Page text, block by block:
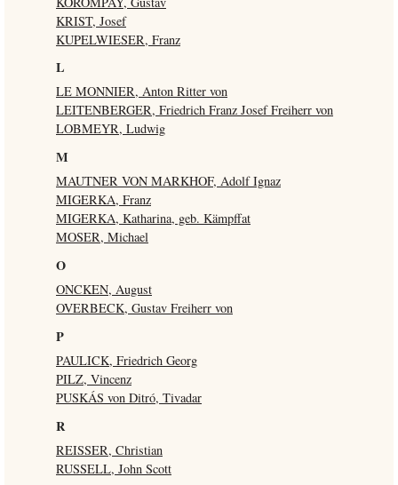
KRIST, Josef
KUPELWIESER, Franz
L
LE MONNIER, Anton Ritter von
LEITENBERGER, Friedrich Franz Josef Freiherr von
LOBMEYR, Ludwig
M
MAUTNER VON MARKHOF, Adolf Ignaz
MIGERKA, Franz
MIGERKA, Katharina, geb. Kämpffat
MOSER, Michael
O
ONCKEN, August
OVERBECK, Gustav Freiherr von
P
PAULICK, Friedrich Georg
PILZ, Vincenz
PUSKÁS von Ditró, Tivadar
R
REISSER, Christian
RUSSELL, John Scott